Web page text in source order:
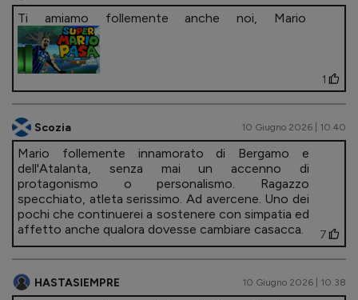
Ti amiamo follemente anche noi, Mario
1
Scozia 10 Giugno 2026 | 10.40
Mario follemente innamorato di Bergamo e
dell'Atalanta, senza mai un accenno di
protagonismo o personalismo. Ragazzo
specchiato, atleta serissimo. Ad avercene. Uno dei
pochi che continuerei a sostenere con simpatia ed
affetto anche qualora dovesse cambiare casacca.
7
HASTASIEMPRE 10 Giugno 2026 | 10.38